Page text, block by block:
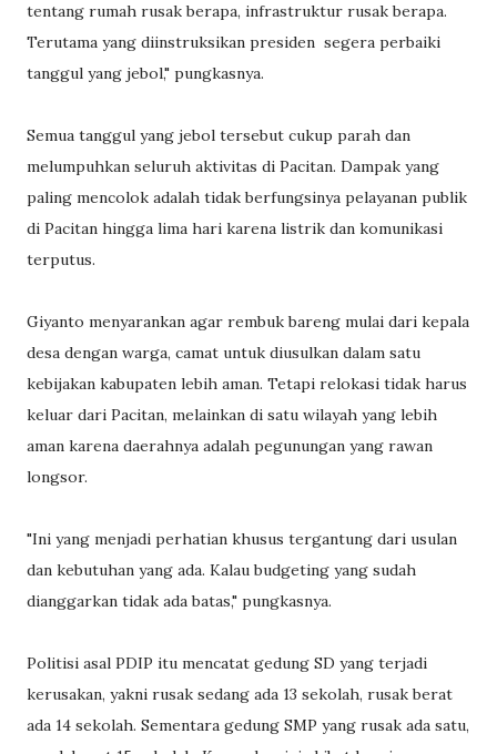
tentang rumah rusak berapa, infrastruktur rusak berapa.
Terutama yang diinstruksikan presiden segera perbaiki
tanggul yang jebol," pungkasnya.
Semua tanggul yang jebol tersebut cukup parah dan
melumpuhkan seluruh aktivitas di Pacitan. Dampak yang
paling mencolok adalah tidak berfungsinya pelayanan publik
di Pacitan hingga lima hari karena listrik dan komunikasi
terputus.
Giyanto menyarankan agar rembuk bareng mulai dari kepala
desa dengan warga, camat untuk diusulkan dalam satu
kebijakan kabupaten lebih aman. Tetapi relokasi tidak harus
keluar dari Pacitan, melainkan di satu wilayah yang lebih
aman karena daerahnya adalah pegunungan yang rawan
longsor.
"Ini yang menjadi perhatian khusus tergantung dari usulan
dan kebutuhan yang ada. Kalau budgeting yang sudah
dianggarkan tidak ada batas," pungkasnya.
Politisi asal PDIP itu mencatat gedung SD yang terjadi
kerusakan, yakni rusak sedang ada 13 sekolah, rusak berat
ada 14 sekolah. Sementara gedung SMP yang rusak ada satu,